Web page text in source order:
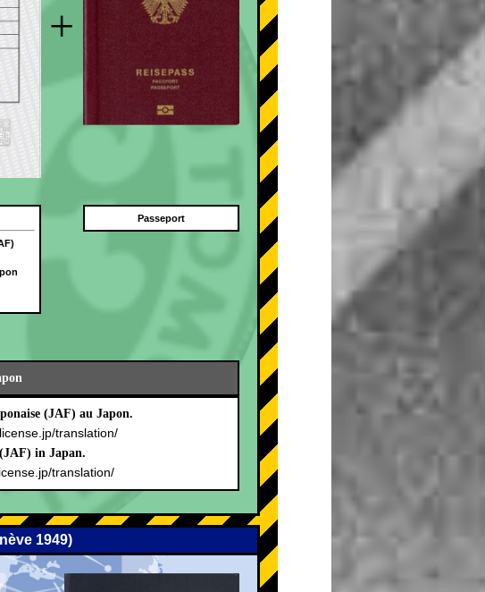
+
Passeport
(JAF) au Japon.
translation/
in Japan.
translation/
1949)